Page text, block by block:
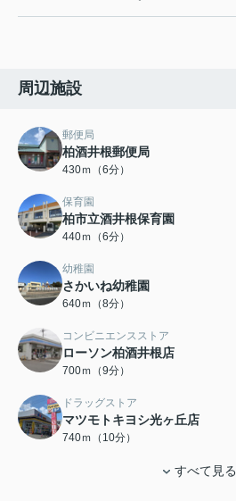
周辺施設
郵便局
柏酒井根郵便局
430ｍ（6分）
保育園
柏市立酒井根保育園
440ｍ（6分）
幼稚園
さかいね幼稚園
640ｍ（8分）
コンビニエンスストア
ローソン柏酒井根店
700ｍ（9分）
ドラッグストア
マツモトキヨシ光ヶ丘店
740ｍ（10分）
すべて見る